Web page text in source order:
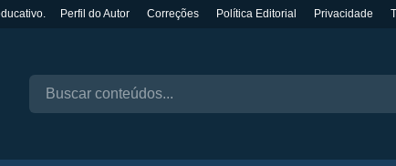
Perfil do Autor Correções Política Editorial Privacidade